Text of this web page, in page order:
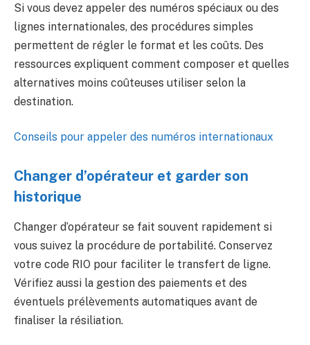
Si vous devez appeler des numéros spéciaux ou des
lignes internationales, des procédures simples
permettent de régler le format et les coûts. Des
ressources expliquent comment composer et quelles
alternatives moins coûteuses utiliser selon la
destination.
Conseils pour appeler des numéros internationaux
Changer d’opérateur et garder son
historique
Changer d’opérateur se fait souvent rapidement si
vous suivez la procédure de portabilité. Conservez
votre code RIO pour faciliter le transfert de ligne.
Vérifiez aussi la gestion des paiements et des
éventuels prélèvements automatiques avant de
finaliser la résiliation.